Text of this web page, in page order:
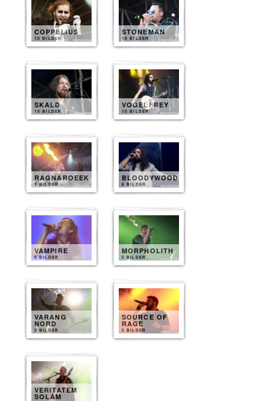
COPPELIUS
10 BILDER
STONEMAN
10 BILDER
SKALD
10 BILDER
VOGELFREY
10 BILDER
RAGNAROEEK
7 BILDER
BLOODYWOOD
6 BILDER
VAMPIRE
5 BILDER
MORPHOLITH
5 BILDER
VARANG
NORD
5 BILDER
SOURCE OF
RAGE
5 BILDER
VERITATEM
SOLAM